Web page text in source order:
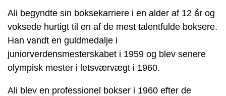
Ali begyndte sin boksekarriere i en alder af 12 år og
voksede hurtigt til en af de mest talentfulde boksere.
Han vandt en guldmedalje i
juniorverdensmesterskabet i 1959 og blev senere
olympisk mester i letsværvægt i 1960.
Ali blev en professionel bokser i 1960 efter de